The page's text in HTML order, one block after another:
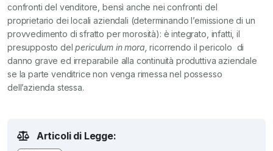
confronti del venditore, bensì anche nei confronti del
proprietario dei locali aziendali (determinando l’emissione di un
provvedimento di sfratto per morosità): è integrato, infatti, il
presupposto delpericulum in mora,ricorrendo il pericolo di
danno grave ed irreparabile alla continuità produttiva aziendale
se la parte venditrice non venga rimessa nel possesso
dell’azienda stessa.
Articoli di Legge: